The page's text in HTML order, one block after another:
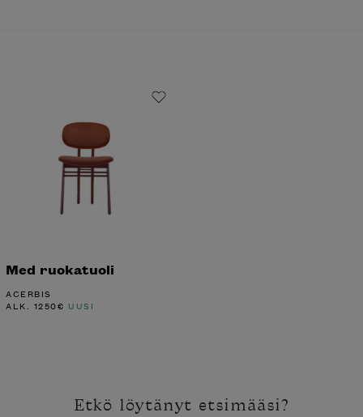
Med ruokatuoli
ACERBIS
ALK. 1250€ UUSI
Etkö löytänyt etsimääsi?